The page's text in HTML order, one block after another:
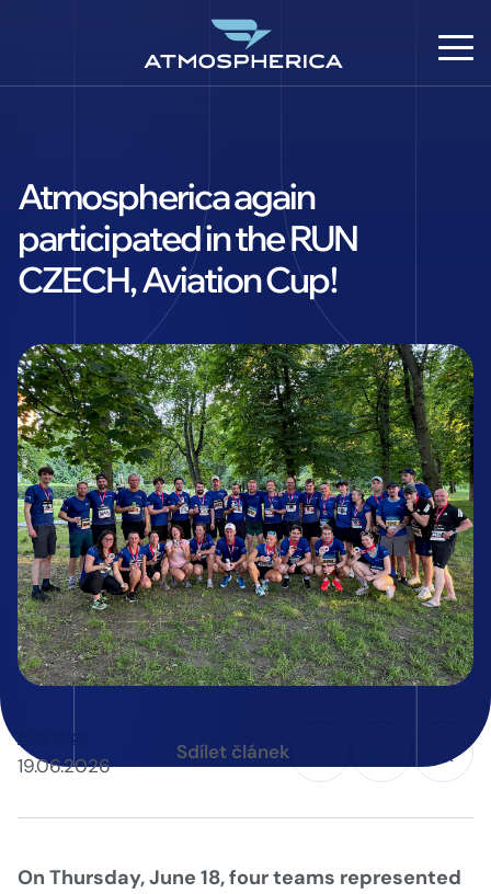
CS
Atmospherica again
participated in the RUN
CZECH, Aviation Cup!
Novinky
19.06.2026
Sdílet článek
On Thursday, June 18, four teams represented